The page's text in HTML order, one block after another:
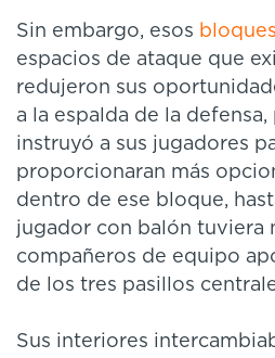
Sin embargo, esos
espacios de ataque que
redujeron sus
a la espalda de la
instruyó a sus jugadores
proporcionaran más
dentro de ese bloque,
jugador con balón tuviera
compañeros de equipo
de los tres pasillos
Sus interiores